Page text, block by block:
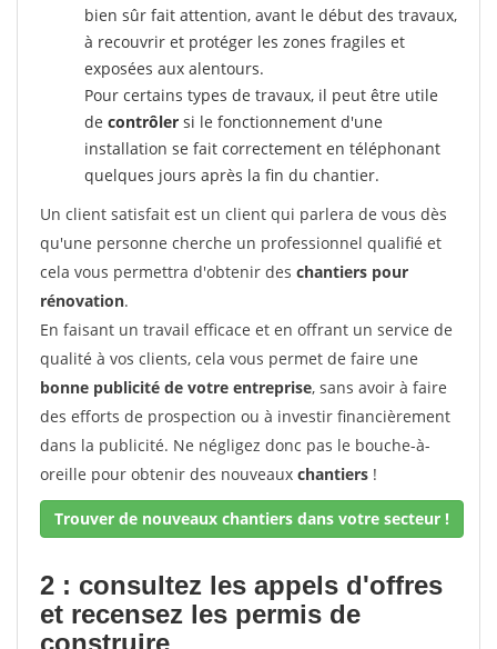
bien sûr fait attention, avant le début des travaux,
à recouvrir et protéger les zones fragiles et
exposées aux alentours.
Pour certains types de travaux, il peut être utile
de contrôler si le fonctionnement d'une
installation se fait correctement en téléphonant
quelques jours après la fin du chantier.
Un client satisfait est un client qui parlera de vous dès
qu'une personne cherche un professionnel qualifié et
cela vous permettra d'obtenir des chantiers pour
rénovation.
En faisant un travail efficace et en offrant un service de
qualité à vos clients, cela vous permet de faire une
bonne publicité de votre entreprise, sans avoir à faire
des efforts de prospection ou à investir financièrement
dans la publicité. Ne négligez donc pas le bouche-à-
oreille pour obtenir des nouveaux chantiers !
Trouver de nouveaux chantiers dans votre secteur !
2 : consultez les appels d'offres
et recensez les permis de
construire